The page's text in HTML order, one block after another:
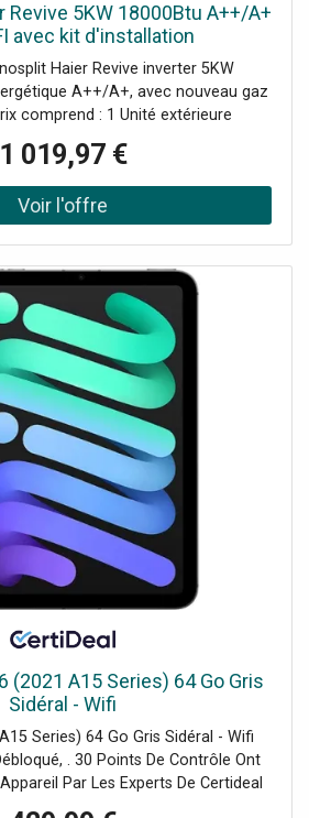
Revive 5KW 18000Btu A++/A+
avec kit d'installation
Haier Revive inverter 5KW
A++/A+, avec nouveau gaz
comprend : 1 Unité extérieure
1 Télécommande (YR-HE2)
Wi-Fi intégrée pour le
du climatiseur. Ce modèle remplace
Geos et Geos Plus.
1 019,97 €
(2021 A15 Series) 64 Go Gris
Sidéral - Wifi
Series) 64 Go Gris Sidéral - Wifi
. 30 Points De Contrôle Ont
Par Les Experts De Certideal